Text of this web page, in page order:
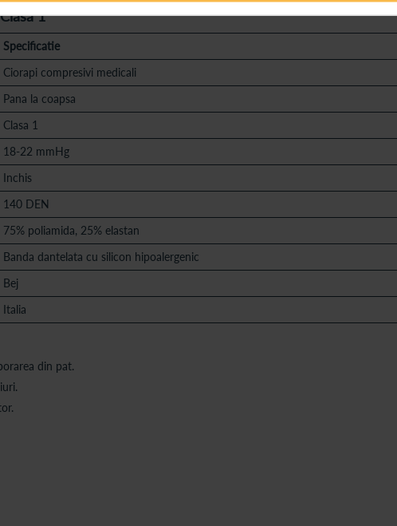
1
Specificatie
Ciorapi compresivi medicali
Pana la coapsa
Clasa 1
18-22 mmHg
Inchis
140 DEN
75% poliamida, 25% elastan
Banda dantelata cu silicon hipoalergenic
Bej
Italia
din pat.